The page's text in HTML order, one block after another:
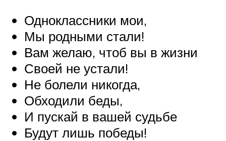
Одноклассники мои,
Мы родными стали!
Вам желаю, чтоб вы в жизни
Своей не устали!
Не болели никогда,
Обходили беды,
И пускай в вашей судьбе
Будут лишь победы!